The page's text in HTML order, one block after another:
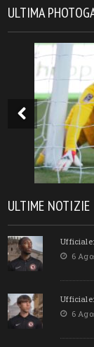
ULTIMA
ULTIME NOTIZIE
6
6